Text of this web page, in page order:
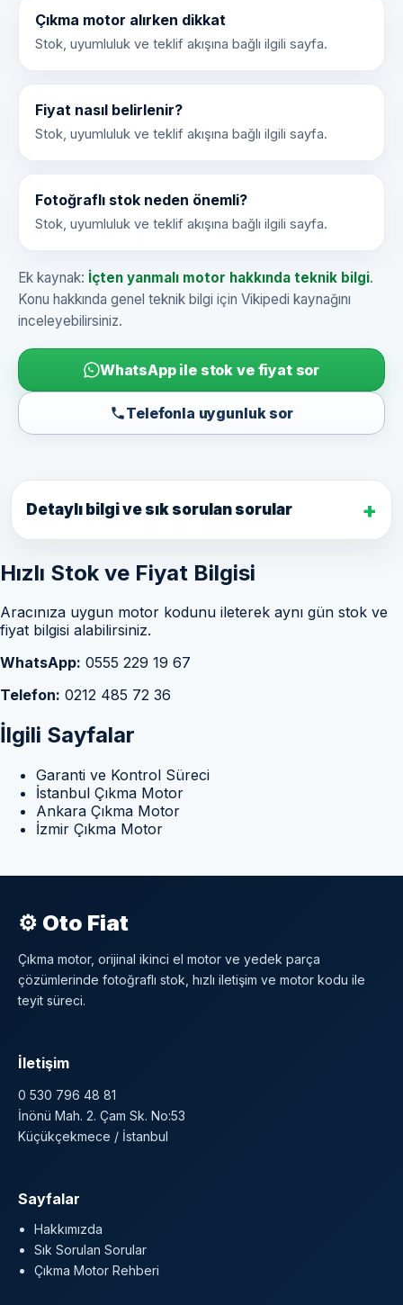
Çıkma motor alırken dikkat
Stok, uyumluluk ve teklif akışına bağlı ilgili sayfa.
Fiyat nasıl belirlenir?
Stok, uyumluluk ve teklif akışına bağlı ilgili sayfa.
Fotoğraflı stok neden önemli?
Stok, uyumluluk ve teklif akışına bağlı ilgili sayfa.
Ek kaynak: İçten yanmalı motor hakkında teknik bilgi.
Konu hakkında genel teknik bilgi için Vikipedi kaynağını
inceleyebilirsiniz.
WhatsApp ile stok ve fiyat sor
Telefonla uygunluk sor
Detaylı bilgi ve sık sorulan sorular
Hızlı Stok ve Fiyat Bilgisi
Aracınıza uygun motor kodunu ileterek aynı gün stok ve
fiyat bilgisi alabilirsiniz.
WhatsApp: 0555 229 19 67
Telefon: 0212 485 72 36
İlgili Sayfalar
Garanti ve Kontrol Süreci
İstanbul Çıkma Motor
Ankara Çıkma Motor
İzmir Çıkma Motor
⚙ Oto Fiat
Çıkma motor, orijinal ikinci el motor ve yedek parça
çözümlerinde fotoğraflı stok, hızlı iletişim ve motor kodu ile
teyit süreci.
İletişim
0 530 796 48 81
İnönü Mah. 2. Çam Sk. No:53
Küçükçekmece / İstanbul
Sayfalar
Hakkımızda
Sık Sorulan Sorular
Çıkma Motor Rehberi